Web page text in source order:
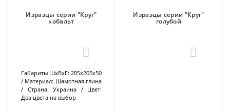
Изразцы серии "Круг"
кобальт
0
Габариты ШхВхГ: 205х205х50
Материал: Шамотная глина
Страна: Украина
Цвет:
Два цвета на выбор
Изразцы серии "Круг"
голубой
0